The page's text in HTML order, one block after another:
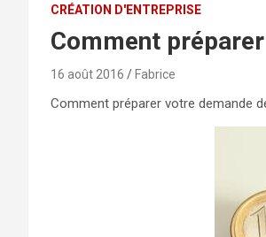
CRÉATION D'ENTREPRISE
Comment
16 août 2016 Fabrice
Comment préparer votre demande